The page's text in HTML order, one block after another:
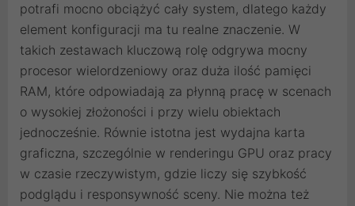
potrafi mocno obciążyć cały system, dlatego każdy
element konfiguracji ma tu realne znaczenie. W
takich zestawach kluczową rolę odgrywa mocny
procesor wielordzeniowy oraz duża ilość pamięci
RAM, które odpowiadają za płynną pracę w scenach
o wysokiej złożoności i przy wielu obiektach
jednocześnie. Równie istotna jest wydajna karta
graficzna, szczególnie w renderingu GPU oraz pracy
w czasie rzeczywistym, gdzie liczy się szybkość
podglądu i responsywność sceny. Nie można też